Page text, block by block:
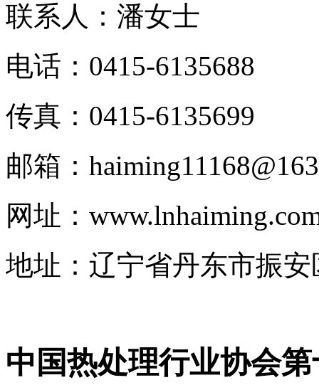
联系人：潘女士
电话：0415-6135688
传真：0415-6135699
邮箱：
网址：
地址：辽宁省丹东市振
中国热处理行业协会